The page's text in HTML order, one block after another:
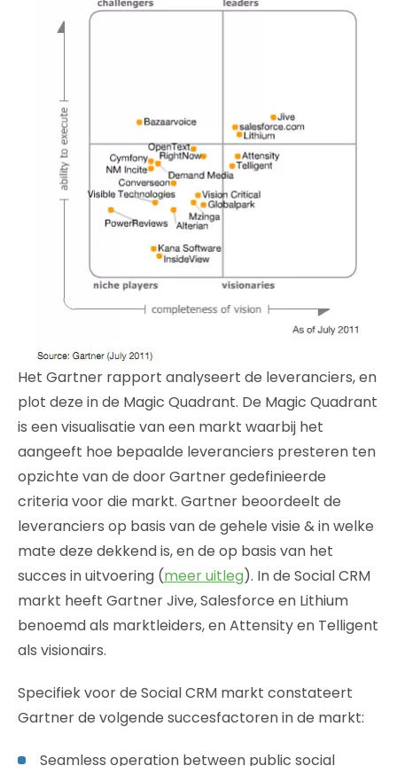
Het Gartner rapport analyseert de leveranciers, en
plot deze in de Magic Quadrant. De Magic Quadrant
is een visualisatie van een markt waarbij het
aangeeft hoe bepaalde leveranciers presteren ten
opzichte van de door Gartner gedefinieerde
criteria voor die markt. Gartner beoordeelt de
leveranciers op basis van de gehele visie & in welke
mate deze dekkend is, en de op basis van het
succes in uitvoering (meer uitleg). In de Social CRM
markt heeft Gartner Jive, Salesforce en Lithium
benoemd als marktleiders, en Attensity en Telligent
als visionairs.
Specifiek voor de Social CRM markt constateert
Gartner de volgende succesfactoren in de markt:
Seamless operation between public social